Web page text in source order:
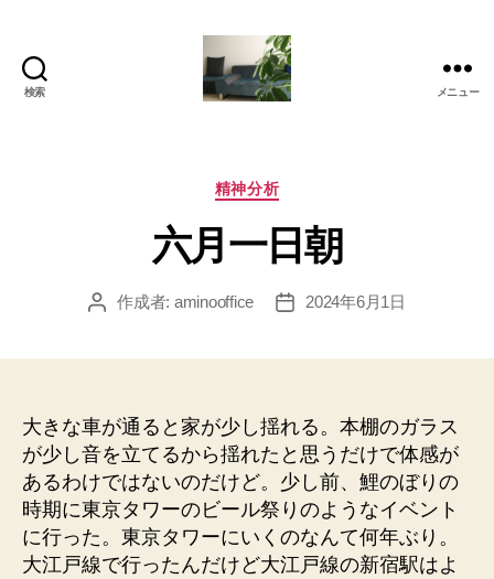
検索
美
あ
の
グ
メニュー
カ
精神分析
六月一日朝
投 作成者: aminooffice
投
2024年6月1日
大きな車が通ると家が少し揺れる。本棚のガラス
が少し音を立てるから揺れたと思うだけで体感が
あるわけではないのだけど。少し前、鯉のぼりの
時期に東京タワーのビール祭りのようなイベント
に行った。東京タワーにいくのなんて何年ぶり。
大江戸線で行ったんだけど大江戸線の新宿駅はよ